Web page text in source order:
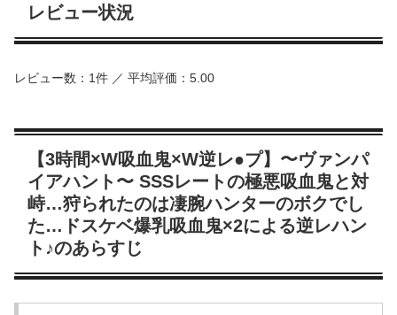
レビュー状況
レビュー数：1件 ／ 平均評価：5.00
【3時間×W吸血鬼×W逆レ●プ】〜ヴァンパ
イアハント〜 SSSレートの極悪吸血鬼と対
峙…狩られたのは凄腕ハンターのボクでし
た…ドスケベ爆乳吸血鬼×2による逆レハン
ト♪のあらすじ